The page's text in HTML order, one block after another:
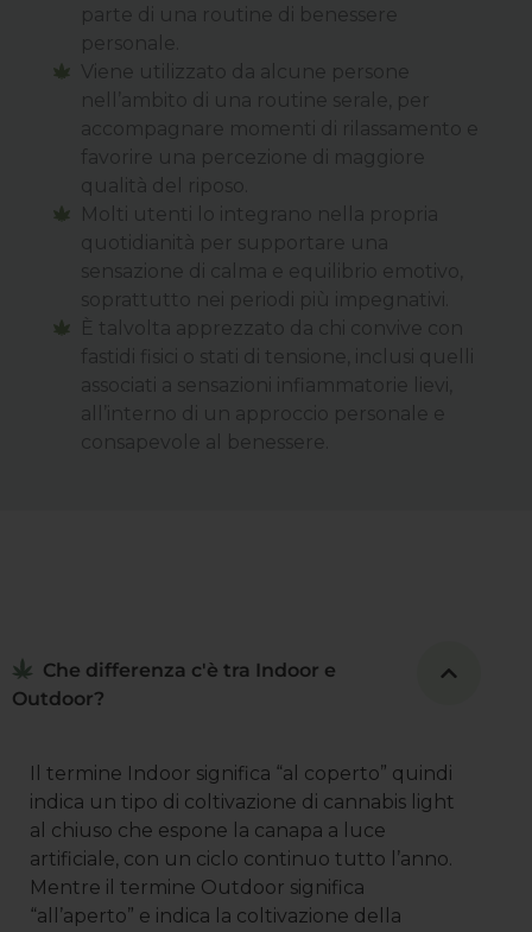
parte di una routine di benessere
personale.
Viene utilizzato da alcune persone
nell’ambito di una routine serale, per
accompagnare momenti di rilassamento e
favorire una percezione di maggiore
qualità del riposo.
Molti utenti lo integrano nella propria
quotidianità per supportare una
sensazione di calma e equilibrio emotivo,
soprattutto nei periodi più impegnativi.
È talvolta apprezzato da chi convive con
fastidi fisici o stati di tensione, inclusi quelli
associati a sensazioni infiammatorie lievi,
all’interno di un approccio personale e
consapevole al benessere.
Che differenza c'è tra Indoor e
Outdoor?
Il termine Indoor significa “al coperto” quindi
indica un tipo di coltivazione di cannabis light
al chiuso che espone la canapa a luce
artificiale, con un ciclo continuo tutto l’anno.
Mentre il termine Outdoor significa
“all’aperto” e indica la coltivazione della